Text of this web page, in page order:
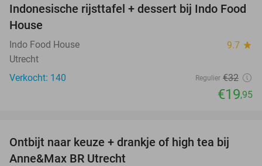
38%
Indonesische rijsttafel + dessert bij Indo Food
House
Indo Food House 9.7 star
Utrecht
Verkocht: 140
Regulier €32
€19,95
34%
Ontbijt naar keuze + drankje of high tea bij
Anne&Max BR Utrecht